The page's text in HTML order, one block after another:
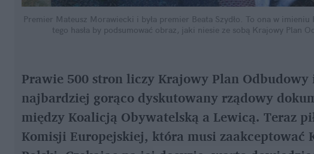
Premier Mateusz Morawiecki i była premier Beata Szydło. To ona w
tego hasła by podsumować obraz, jaki niesie ze sobą Krajowy Plan
Prawie 500 stron liczy Krajowy Plan Odbudowy
najbardziej gorąco dyskutowany rządowy
między Koalicją Obywatelską a Lewicą. Teraz
Komisji Europejskiej, która musi zaakceptować